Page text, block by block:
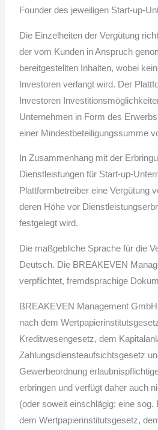
Founder des jeweiligen Start-up-
Die Einzelheiten der Vergütung
der vom Kunden in Anspruch
bereitgestellten Inhalten, wobei
Investoren verlangt wird. Der
Investoren
Unternehmen in Form des
einer Mindestbeteiligungssumme
In Zusammenhang mit der
Dienstleistungen für Start-up-
Plattformbetreiber eine Vergütung
deren Höhe vor
festgelegt wird.
Die maßgebliche Sprache für die
Deutsch. Die BREAKEVEN
verpflichtet, fremdsprachige
BREAKEVEN Management
nach dem
Kreditwesengesetz, dem
Zahlungsdiensteaufsichtsgesetz
Gewerbeordnung
erbringen und verfügt daher auch
(oder soweit einschlägig: eine sog.
dem Wertpapierinstitutsgesetz,